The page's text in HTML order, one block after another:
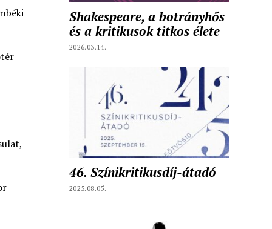
Shakespeare, a botrányhős
és a kritikusok titkos élete
2026.03.14.
46. Színikritikusdíj-átadó
2025.08.05.